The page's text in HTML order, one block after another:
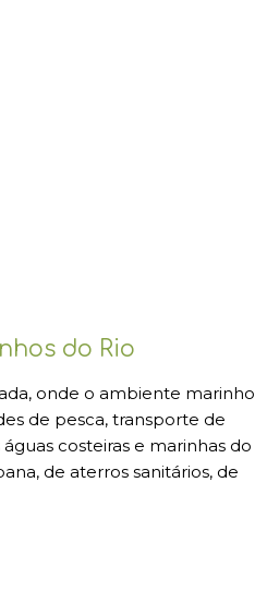
do Rio
onde o ambiente marinho
de pesca, transporte de
costeiras e marinhas do
de aterros sanitários, de